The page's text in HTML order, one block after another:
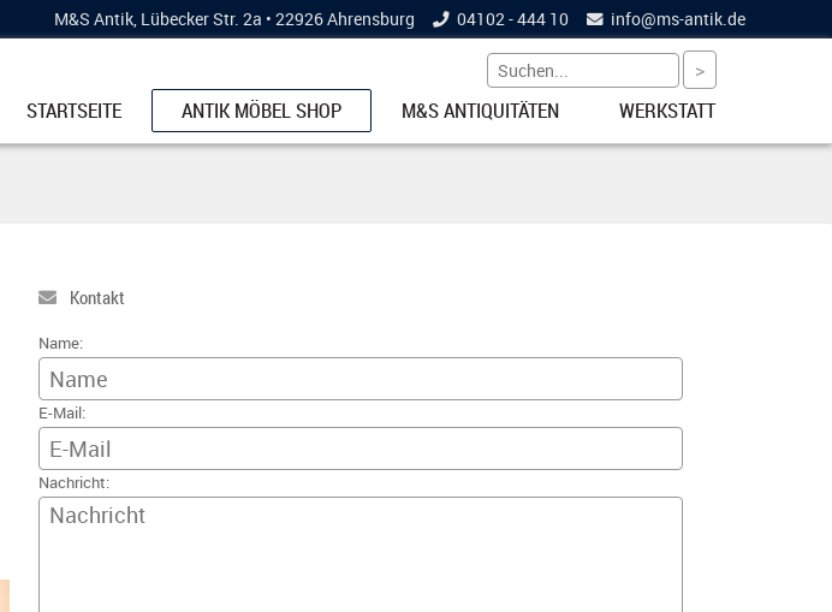
M&S Antik, Lübecker Str. 2a • 22926 Ahrensburg 04102 - 444 10 info@ms-antik.de
STARTSEITE ANTIK MÖBEL SHOP
VITRINEN
SCHREIBMÖBEL
M&S ANTIQUITÄTEN WERKSTATT
Kontakt
Name:
E-Mail:
Nachricht: